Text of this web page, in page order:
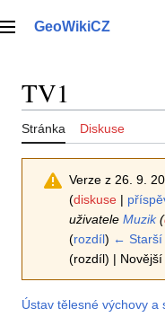
na
Hlavní menu
GeoWikiCZ
TV1
Stránka Diskuse
Verze z 26. 9.
(diskuse |
uživatele Muzik(
(rozdíl) ← Starší
(rozdíl) |
Ústav tělesné výchovy a